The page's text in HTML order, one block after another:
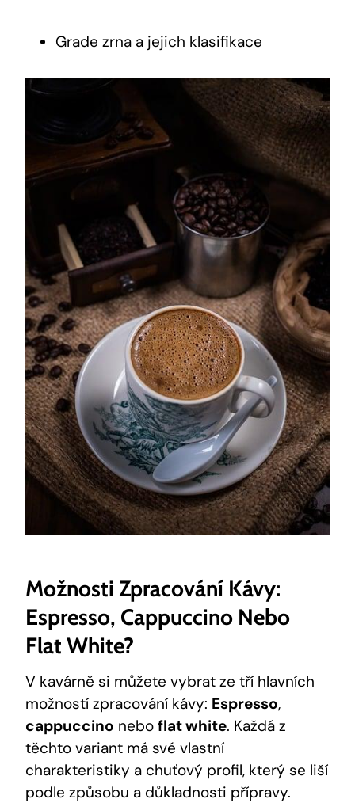
Grade zrna a jejich klasifikace
Možnosti Zpracování Kávy:
Espresso, Cappuccino Nebo
Flat White?
V kavárně si můžete vybrat ze tří hlavních
možností zpracování kávy: Espresso,
cappuccino nebo flat white. Každá z
těchto variant má své vlastní
charakteristiky a chuťový profil, který se liší
podle způsobu a důkladnosti přípravy.